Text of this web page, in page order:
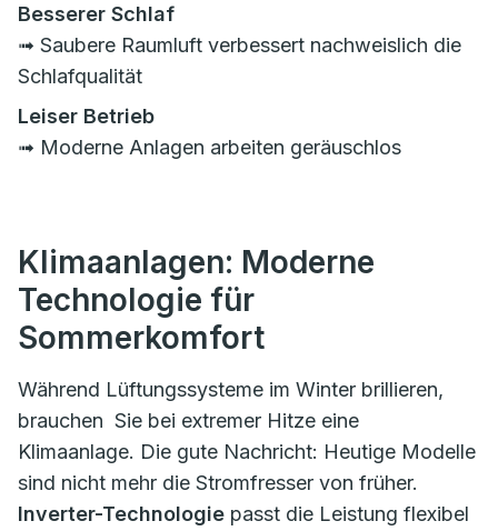
Besserer Schlaf
➟ Saubere Raumluft verbessert nachweislich die
Schlafqualität
Leiser Betrieb
➟ Moderne Anlagen arbeiten geräuschlos
Klimaanlagen: Moderne
Technologie für
Sommerkomfort
Während Lüftungssysteme im Winter brillieren,
brauchen Sie bei extremer Hitze eine
Klimaanlage. Die gute Nachricht: Heutige Modelle
sind nicht mehr die Stromfresser von früher.
Inverter-Technologie passt die Leistung flexibel